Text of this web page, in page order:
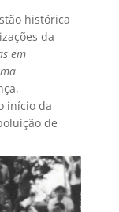
histórica
da
em
início da
de